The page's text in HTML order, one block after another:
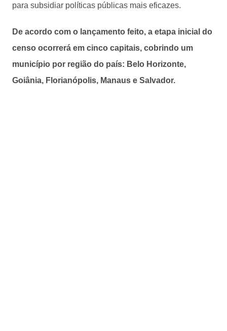
para subsidiar políticas públicas mais eficazes.
De acordo com o lançamento feito, a etapa inicial do
censo ocorrerá em cinco capitais, cobrindo um
município por região do país: Belo Horizonte,
Goiânia, Florianópolis, Manaus e Salvador.